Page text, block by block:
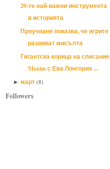
20-те най-важни инструмента
в историята
Проучване показва, че игрите
развиват мисълта
Гигантска корица на списание
Maxim с Ева Лонгория ...
► март(8)
Followers